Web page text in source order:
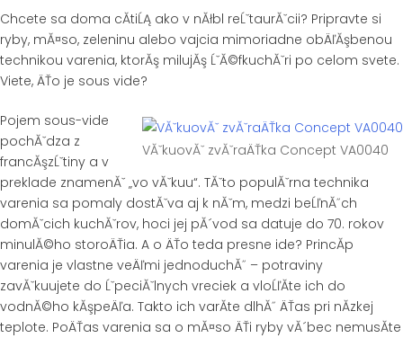
Chcete sa doma cĂ­tiĹĄ ako v nĂłbl reĹˇtaurĂˇcii? Pripravte si
ryby, mĂ¤so, zeleninu alebo vajcia mimoriadne obÄľĂşbenou
technikou varenia, ktorĂş milujĂş ĹˇĂ©fkuchĂˇri po celom svete.
Viete, ÄŤo je sous vide?
VĂˇkuovĂˇ zvĂˇraÄŤka Concept VA0040
Pojem sous-vide
pochĂˇdza z
francĂşzĹˇtiny a v
preklade znamenĂˇ „vo vĂˇkuu“. TĂˇto populĂˇrna technika
varenia sa pomaly dostĂˇva aj k nĂˇm, medzi beĹľnĂ˝ch
domĂˇcich kuchĂˇrov, hoci jej pĂ´vod sa datuje do 70. rokov
minulĂ©ho storoÄŤia. A o ÄŤo teda presne ide? PrincĂ­p
varenia je vlastne veÄľmi jednoduchĂ˝ – potraviny
zavĂˇkuujete do ĹˇpeciĂˇlnych vreciek a vloĹľĂ­te ich do
vodnĂ©ho kĂşpeÄľa. Takto ich varĂ­te dlhĂ˝ ÄŤas pri nĂ­zkej
teplote. PoÄŤas varenia sa o mĂ¤so ÄŤi ryby vĂ´bec nemusĂ­te